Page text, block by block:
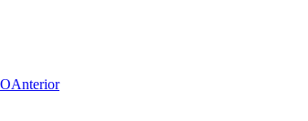
Anterior